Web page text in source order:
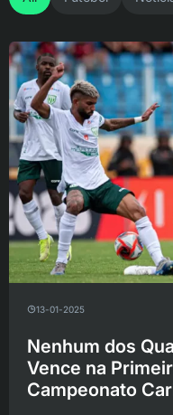
13-01-2025
Nenhum dos
Vence na
Campeonato